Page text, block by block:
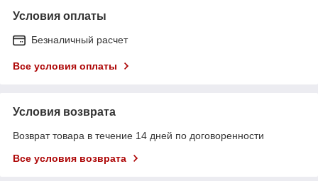
Условия оплаты
Безналичный расчет
Все условия оплаты
Условия возврата
Возврат товара в течение 14 дней по договоренности
Все условия возврата